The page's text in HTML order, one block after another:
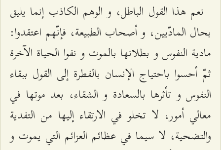
نعم هذا القول الباطل، و الوهم الكاذب إنما يليق
بحال المادّيين، و أصحاب الطبيعة، فإنّهم اعتقدوا:
مادية النفوس و بطلانها بالموت و نفوا الحياة الآخرة
ثمّ أحسوا باحتياج الإنسان بالفطرة إلى القول ببقاء
النفوس و تأثرها بالسعادة و الشقاء، بعد موتها في
معالي أمور، لا تخلو في الارتقاء إليها من التفدية
والتضحية، لا سيما في عظائم العزائم التي يموت و